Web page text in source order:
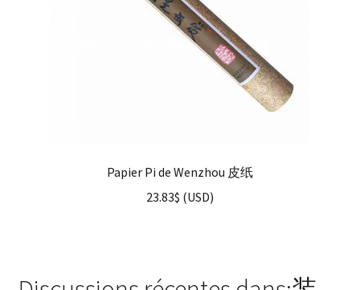
Papier Pi de Wenzhou 皮纸
23.83$ (USD)